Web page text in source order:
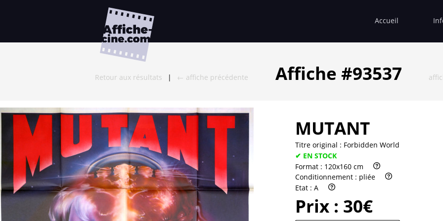
Accueil
Retour aux résultats | ← affiche précédente Affiche #93537
MUTANT
Titre original : Forbidden World
✔ EN STOCK
Format : 120x160 cm
Conditionnement : pliée
Etat : A
Prix : 30€